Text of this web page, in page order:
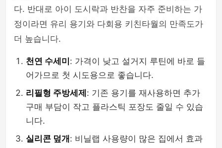
다. 반대로 아이 도시락과 반찬을 자주 준비하는 가
정이라면 유리 용기와 다회용 키친타월의 만족도가
더 높습니다.
천연 수세미 : 가격이 낮고 설거지 루틴에 바로 들
어가므로 첫 시도용으로 좋습니다.
리필형 주방세제 : 기존 용기를 재사용하면 추가
구매 부담이 작고 플라스틱 포장도 줄일 수 있습
니다.
실리콘 덮개 : 비닐랩 사용량이 많은 집에서 효과